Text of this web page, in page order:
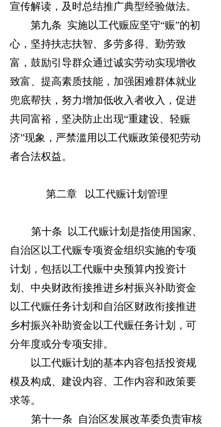
宣传解读，及时总结推广典型经验做法。
第九条 实施以工代赈应坚守“赈”的初
心，坚持扶志扶智、多劳多得、勤劳致
富，鼓励引导群众通过诚实劳动实现增收
致富、提高素质技能，加强困难群体就业
兜底帮扶，努力增加低收入者收入，促进
共同富裕，坚决防止出现“重建设、轻赈
济”现象，严禁滥用以工代赈政策侵犯劳动
者合法权益。
第二章 以工代赈计划管理
第十条
以工代赈计划是指使用国家、
自治区以工代赈专项资金组织实施的专项
计划，包括以工代赈中央预算内投资计
划、中央财政衔接推进乡村振兴补助资金
以工代赈任务计划和自治区财政衔接推进
乡村振兴补助资金以工代赈任务计划，可
分年度或分专项安排。
以工代赈计划的基本内容包括投资规
模及构成、建设内容、工作内容和政策要
求等。
第十一条 自治区发展改革委负责审核